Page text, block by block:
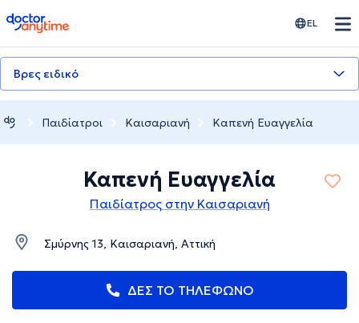
doctoranytime EL
Βρες ειδικό
Παιδίατροι Καισαριανή Καπενή Ευαγγελία
Καπενή Ευαγγελία
Παιδίατρος στην Καισαριανή
Σμύρνης 13, Καισαριανή, Αττική
ΔΕΣ ΤΟ ΤΗΛΕΦΩΝΟ